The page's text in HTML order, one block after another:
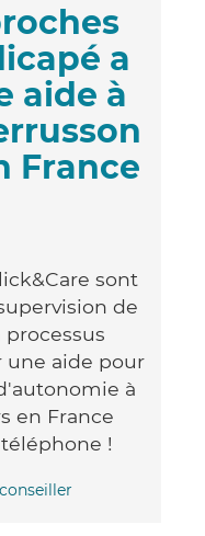
a
aide à
France
sont
de
une aide pour
à
en France
!